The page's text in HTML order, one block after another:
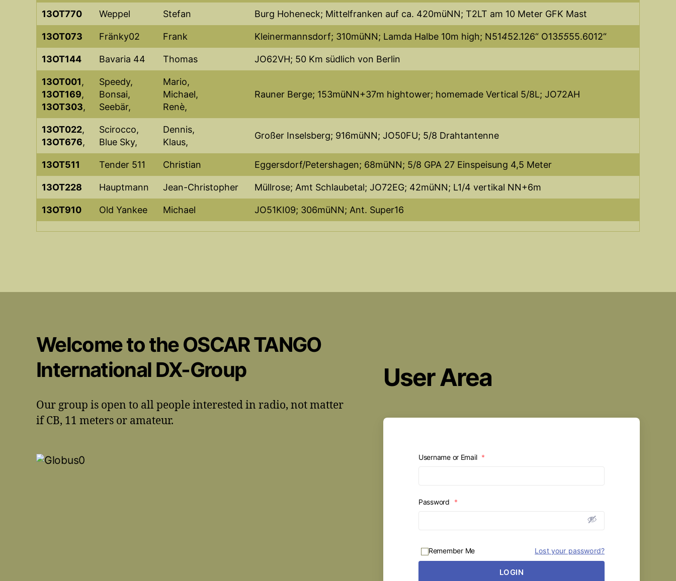
13OT770 Weppel Stefan Burg Hoheneck; Mittelfranken auf ca. 420müNN; T2LT am 10 Meter GFK Mast
13OT073 Fränky02 Frank Kleinermannsdorf; 310müNN; Lamda Halbe 10m high; N51452.126“ O135555.6012“
13OT144 Bavaria 44 Thomas JO62VH; 50 Km südlich von Berlin
13OT001,
13OT169,
13OT303,
Speedy,
Bonsai,
Seebär,
Mario,
Michael,
Renè,
Rauner Berge; 153müNN+37m hightower; homemade Vertical 5/8L; JO72AH
13OT022,
13OT676,
Scirocco,
Blue Sky,
Dennis,
Klaus,
Großer Inselsberg; 916müNN; JO50FU; 5/8 Drahtantenne
13OT511 Tender 511 Christian Eggersdorf/Petershagen; 68müNN; 5/8 GPA 27 Einspeisung 4,5 Meter
13OT228 Hauptmann Jean-Christopher Müllrose; Amt Schlaubetal; JO72EG; 42müNN; L1/4 vertikal NN+6m
13OT910 Old Yankee Michael JO51KI09; 306müNN; Ant. Super16
Welcome to the OSCAR TANGO
International DX-Group
Our group is open to all people interested in radio, not matter
if CB, 11 meters or amateur.
User Area
Username or Email *
Password *
Remember Me Lost your password?
LOGIN